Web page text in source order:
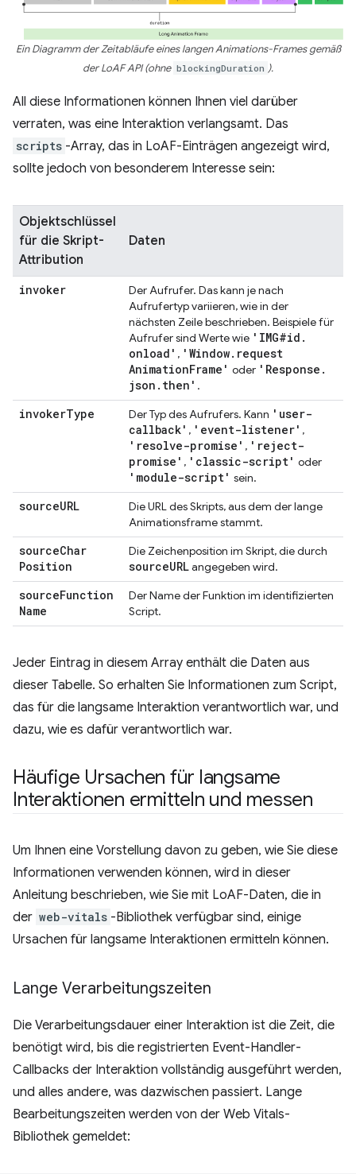
Ein Diagramm der Zeitabläufe eines langen Animations-Frames gemäß
der LoAF API (ohne blockingDuration ).
All diese Informationen können Ihnen viel darüber
verraten, was eine Interaktion verlangsamt. Das
scripts -Array, das in LoAF-Einträgen angezeigt wird,
sollte jedoch von besonderem Interesse sein:
Objektschlüssel
für die Skript-
Attribution
Daten
invoker
Der Aufrufer. Das kann je nach
Aufrufertyp variieren, wie in der
nächsten Zeile beschrieben. Beispiele für
Aufrufer sind Werte wie 'IMG#id .
onload' , 'Window. request
AnimationFrame' oder 'Response .
json . then' .
invokerType Der Typ des Aufrufers. Kann 'user-
callback' , 'event-listener' ,
'resolve-promise' , 'reject-
promise' , 'classic-script' oder
'module-script' sein.
sourceURL
Die URL des Skripts, aus dem der lange
Animationsframe stammt.
sourceChar
Position
Die Zeichenposition im Skript, die durch
sourceURLangegeben wird.
sourceFunction
Name
Der Name der Funktion im identifizierten
Script.
Jeder Eintrag in diesem Array enthält die Daten aus
dieser Tabelle. So erhalten Sie Informationen zum Script,
das für die langsame Interaktion verantwortlich war, und
dazu, wie es dafür verantwortlich war.
Häufige Ursachen für langsame
Interaktionen ermitteln und messen
Um Ihnen eine Vorstellung davon zu geben, wie Sie diese
Informationen verwenden können, wird in dieser
Anleitung beschrieben, wie Sie mit LoAF-Daten, die in
der web-vitals -Bibliothek verfügbar sind, einige
Ursachen für langsame Interaktionen ermitteln können.
Lange Verarbeitungszeiten
Die Verarbeitungsdauer einer Interaktion ist die Zeit, die
benötigt wird, bis die registrierten Event-Handler-
Callbacks der Interaktion vollständig ausgeführt werden,
und alles andere, was dazwischen passiert. Lange
Bearbeitungszeiten werden von der Web Vitals-
Bibliothek gemeldet: